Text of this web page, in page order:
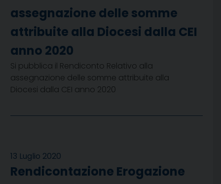
assegnazione delle somme
attribuite alla Diocesi dalla CEI
anno 2020
Si pubblica il Rendiconto Relativo alla
assegnazione delle somme attribuite alla
Diocesi dalla CEI anno 2020
13 Luglio 2020
Rendicontazione Erogazione